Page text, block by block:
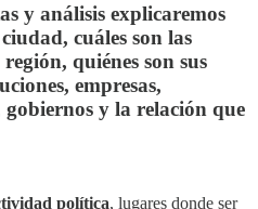
y análisis explicaremos
cuáles son las
quiénes son sus
empresas,
y la relación que
política, lugares donde ser